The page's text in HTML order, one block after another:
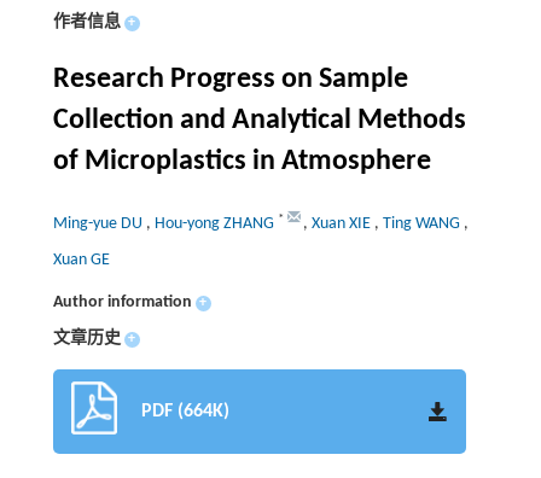
作者信息 +
Research Progress on Sample
Collection and Analytical Methods
of Microplastics in Atmosphere
Ming-yue DU , Hou-yong ZHANG * , Xuan XIE , Ting WANG ,
Xuan GE
Author information +
文章历史 +
PDF (664K)